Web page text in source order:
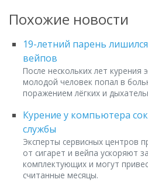
Похожие новости
19-летний парень
вейпов
После нескольких лет курения
молодой человек попал в
поражением лёгких и
Курение у компьютера
службы
Эксперты сервисных центров
от сигарет и вейпа ускоряют
комплектующих и могут
считанные месяцы.